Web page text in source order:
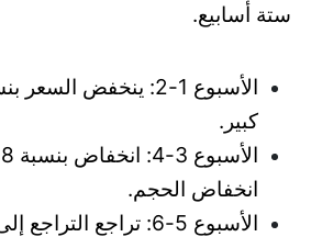
ستة أسابيع.
كبير.
انخفاض الحجم.